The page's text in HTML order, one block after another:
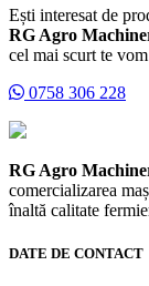
Ești interesat de
RG Agro
cel mai scurt te
0758 306 228
RG Agro
comercializarea
înaltă calitate
DATE DE CONTACT